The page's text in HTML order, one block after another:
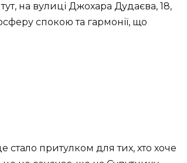
на вулиці Джохара Дудаєва, 18,
спокою та гармонії, що
стало притулком для тих, хто хоче